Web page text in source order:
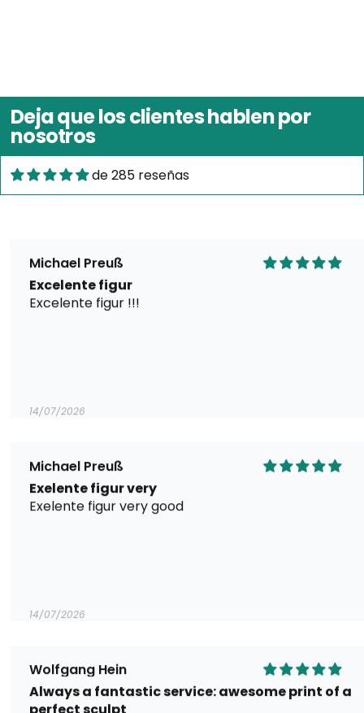
Deja que los clientes hablen por
nosotros
de 285 reseñas
Excellent model stunning detail! Brilliant site,
amazing artist
Michael Preuß
Excelente figur
Excelente figur !!!
14/07/2026
Michael Preuß
Exelente figur very
Exelente figur very good
14/07/2026
Wolfgang Hein
Always a fantastic service: awesome print of a